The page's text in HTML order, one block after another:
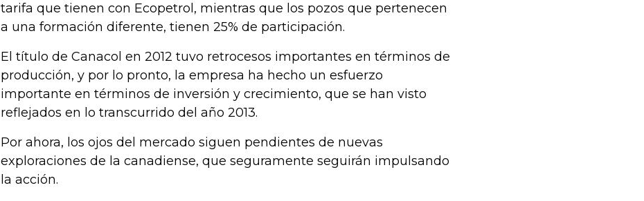
tarifa que tienen con Ecopetrol, mientras que los pozos que pertenecen
a una formación diferente, tienen 25% de participación.
El título de Canacol en 2012 tuvo retrocesos importantes en términos de
producción, y por lo pronto, la empresa ha hecho un esfuerzo
importante en términos de inversión y crecimiento, que se han visto
reflejados en lo transcurrido del año 2013.
Por ahora, los ojos del mercado siguen pendientes de nuevas
exploraciones de la canadiense, que seguramente seguirán impulsando
la acción.